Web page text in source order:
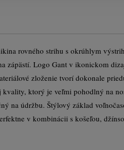
rovného strihu s okrúhlym
zápästí. Logo Gant v ikonickom
zloženie tvorí dokonale
kvality, ktorý je veľmi pohodlný na
na údržbu. Štýlový základ
v kombinácii s košeľou,